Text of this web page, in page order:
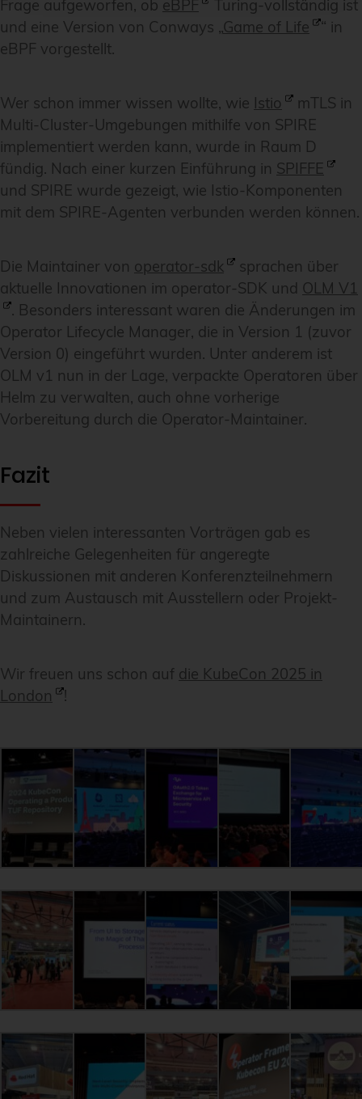
Frage aufgeworfen, ob eBPF
Turing-vollständig ist
und eine Version von Conways „Game of Life
“ in
eBPF vorgestellt.
Wer schon immer wissen wollte, wie Istio
mTLS in
Multi-Cluster-Umgebungen mithilfe von SPIRE
implementiert werden kann, wurde in Raum D
fündig. Nach einer kurzen Einführung in SPIFFE
und SPIRE wurde gezeigt, wie Istio-Komponenten
mit dem SPIRE-Agenten verbunden werden können.
Die Maintainer von operator-sdk
sprachen über
aktuelle Innovationen im operator-SDK und OLM V1
. Besonders interessant waren die Änderungen im
Operator Lifecycle Manager, die in Version 1 (zuvor
Version 0) eingeführt wurden. Unter anderem ist
OLM v1 nun in der Lage, verpackte Operatoren über
Helm zu verwalten, auch ohne vorherige
Vorbereitung durch die Operator-Maintainer.
Fazit
Neben vielen interessanten Vorträgen gab es
zahlreiche Gelegenheiten für angeregte
Diskussionen mit anderen Konferenzteilnehmern
und zum Austausch mit Ausstellern oder Projekt-
Maintainern.
Wir freuen uns schon auf die KubeCon 2025 in
London
!